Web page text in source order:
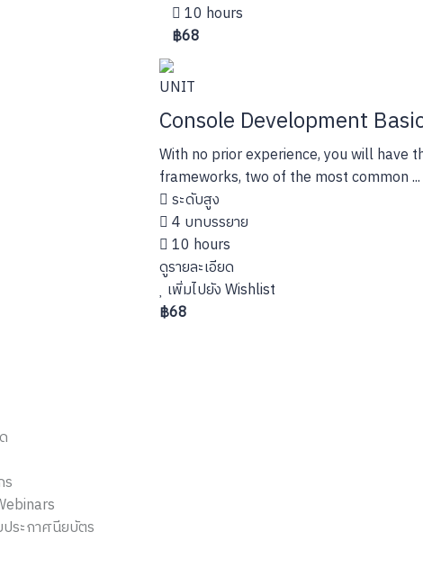
10 hours
฿68
UNIT
Console Development
With no prior experience, you will have
frameworks, two of the most common ...
ระดับสูง
4 บทบรรยาย
10 hours
ดูรายละเอียด
เพิ่มไปยัง Wishlist
฿68
ระกาศนียบัตร